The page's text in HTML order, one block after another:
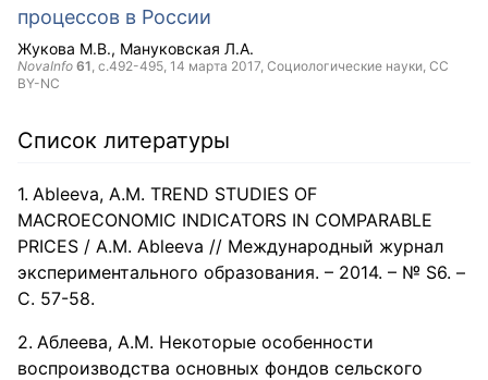
процессов в России
Жукова М.В. Мануковская Л.А.
NovaInfo 61, с.492-495, 14 марта 2017, Социологические науки, CC
BY-NC
Список литературы
Ableeva, A.M. TREND STUDIES OF
MACROECONOMIC INDICATORS IN COMPARABLE
PRICES / A.M. Ableeva // Международный журнал
экспериментального образования. – 2014. – № S6. –
С. 57-58.
Аблеева, А.М. Некоторые особенности
воспроизводства основных фондов сельского